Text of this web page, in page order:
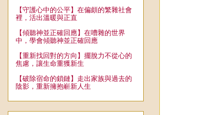
【守護心中的公平】在偏頗的繁雜社會
裡，活出溫暖與正直
【傾聽神並正確回應】在嘈雜的世界
中，學會傾聽神並正確回應
【重新找回對的方向】擺脫力不從心的
焦慮，讓生命重獲新生
【破除宿命的鎖鏈】走出家族與過去的
陰影，重新擁抱嶄新人生